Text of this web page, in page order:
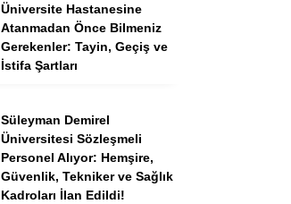
Üniversite Hastanesine
Atanmadan Önce Bilmeniz
Gerekenler: Tayin, Geçiş ve
İstifa Şartları
Süleyman Demirel
Üniversitesi Sözleşmeli
Personel Alıyor: Hemşire,
Güvenlik, Tekniker ve Sağlık
Kadroları İlan Edildi!